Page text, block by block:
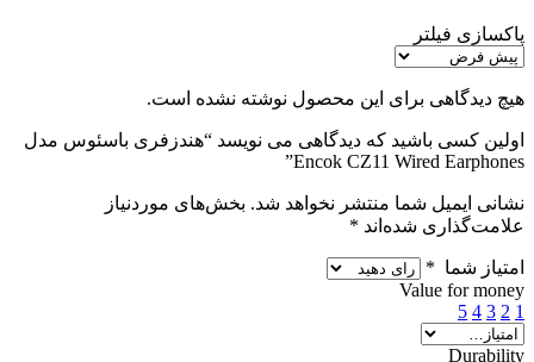
پاکسازی فیلتر
هیچ دیدگاهی برای این محصول نوشته نشده است.
اولین کسی باشید که دیدگاهی می نویسد “هندزفری باسئوس مدل
Encok CZ11 Wired Earphones”
نشانی ایمیل شما منتشر نخواهد شد. بخش‌های موردنیاز
علامت‌گذاری شده‌اند *
امتیاز شما *
Value for money
1
2
3
4
5
Durability